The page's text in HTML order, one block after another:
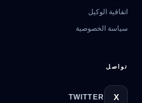
اتفاقية الوكيل
سياسة الخصوصية
تواصل
X
TWITTER